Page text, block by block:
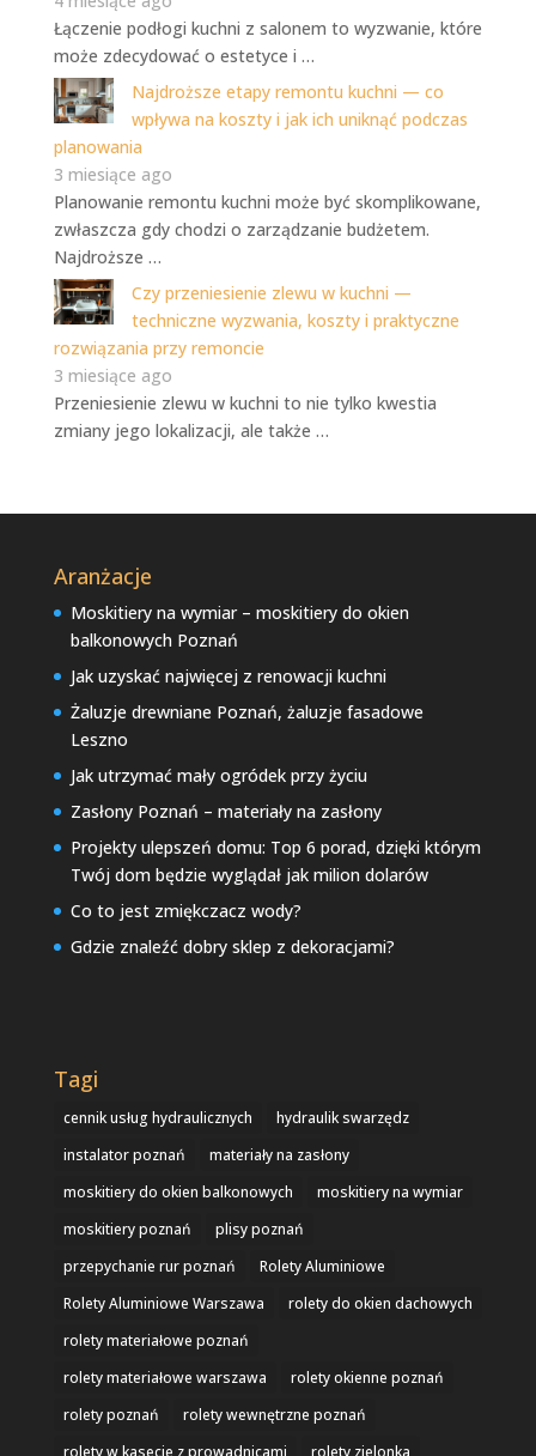
Łączenie podłogi kuchni z salonem to wyzwanie, które
może zdecydować o estetyce i …
Najdroższe etapy remontu kuchni — co
wpływa na koszty i jak ich uniknąć podczas
planowania
3 miesiące ago
Planowanie remontu kuchni może być skomplikowane,
zwłaszcza gdy chodzi o zarządzanie budżetem.
Najdroższe …
Czy przeniesienie zlewu w kuchni —
techniczne wyzwania, koszty i praktyczne
rozwiązania przy remoncie
3 miesiące ago
Przeniesienie zlewu w kuchni to nie tylko kwestia
zmiany jego lokalizacji, ale także …
Aranżacje
Moskitiery na wymiar – moskitiery do okien
balkonowych Poznań
Jak uzyskać najwięcej z renowacji kuchni
Żaluzje drewniane Poznań, żaluzje fasadowe
Leszno
Jak utrzymać mały ogródek przy życiu
Zasłony Poznań – materiały na zasłony
Projekty ulepszeń domu: Top 6 porad, dzięki którym
Twój dom będzie wyglądał jak milion dolarów
Co to jest zmiękczacz wody?
Gdzie znaleźć dobry sklep z dekoracjami?
Tagi
cennik usług hydraulicznych
hydraulik swarzędz
instalator poznań
materiały na zasłony
moskitiery do okien balkonowych
moskitiery na wymiar
moskitiery poznań
plisy poznań
przepychanie rur poznań
Rolety Aluminiowe
Rolety Aluminiowe Warszawa
rolety do okien dachowych
rolety materiałowe poznań
rolety materiałowe warszawa
rolety okienne poznań
rolety poznań
rolety wewnętrzne poznań
rolety w kasecie z prowadnicami
rolety zielonka